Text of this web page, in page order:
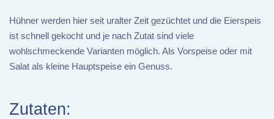
Hühner werden hier seit uralter Zeit gezüchtet und die Eierspeis
ist schnell gekocht und je nach Zutat sind viele
wohlschmeckende Varianten möglich. Als Vorspeise oder mit
Salat als kleine Hauptspeise ein Genuss.
Zutaten: